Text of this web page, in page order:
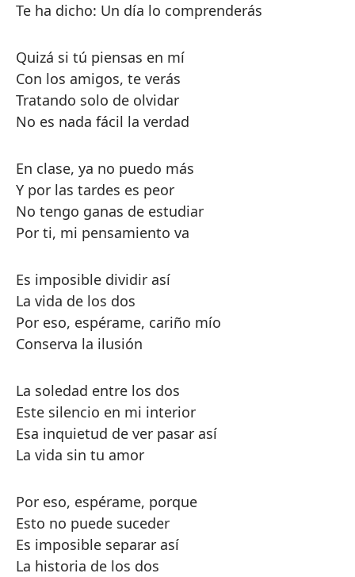
Te ha dicho: Un día lo comprenderás
Quizá si tú piensas en mí
Con los amigos, te verás
Tratando solo de olvidar
No es nada fácil la verdad
En clase, ya no puedo más
Y por las tardes es peor
No tengo ganas de estudiar
Por ti, mi pensamiento va
Es imposible dividir así
La vida de los dos
Por eso, espérame, cariño mío
Conserva la ilusión
La soledad entre los dos
Este silencio en mi interior
Esa inquietud de ver pasar así
La vida sin tu amor
Por eso, espérame, porque
Esto no puede suceder
Es imposible separar así
La historia de los dos